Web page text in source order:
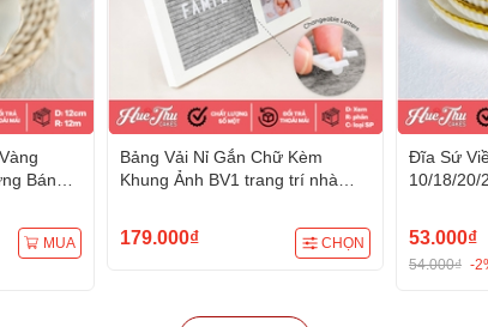
Bánh
cúng
MUA
Bảng Vải Nỉ Gắn Chữ Kèm
Khung Ảnh BV1 trang trí nhà
179.000₫ CHỌN
Đĩa Sứ
10/18/20/
53.000₫
54.000₫ -